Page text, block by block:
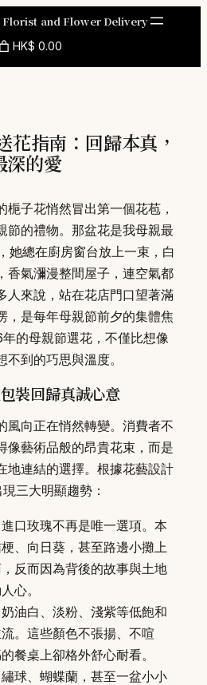
and Flower Delivery
HK$ 0.00
花指南：回歸本真，
深的愛
梔子花悄然冒出第一個花苞，
節的禮物。那盆花是我母親最
總在廚房窗台放上一束，白
香氣瀰漫整間屋子，連空氣都
人來說，站在花店門口望著滿
，是每年母親節前夕的集體焦
的母親節選花，不僅比想像
到的巧思與溫度。
裝回歸真誠心意
風向正在悄然轉變。消費者不
像藝術品般的昂貴花束，而是
地連結的選擇。根據花藝設計
三大明顯趨勢：
進口玫瑰不再是唯一選項。本
、向日葵，甚至路邊小攤上
反而因為背後的故事與土地
心。
奶油白、淡粉、淺紫等低飽和
。這些顏色不張揚、不喧
餐桌上卻格外舒心耐看。
繡球、蝴蝶蘭，甚至一盆小小